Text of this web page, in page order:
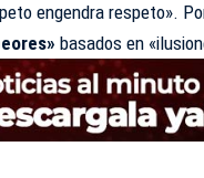
engendra respeto».
basados en